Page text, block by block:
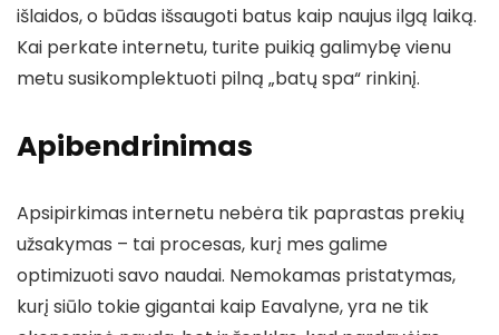
išlaidos, o būdas išsaugoti batus kaip naujus ilgą laiką.
Kai perkate internetu, turite puikią galimybę vienu
metu susikomplektuoti pilną „batų spa“ rinkinį.
Apibendrinimas
Apsipirkimas internetu nebėra tik paprastas prekių
užsakymas – tai procesas, kurį mes galime
optimizuoti savo naudai. Nemokamas pristatymas,
kurį siūlo tokie gigantai kaip Eavalyne, yra ne tik